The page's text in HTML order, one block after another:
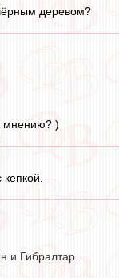
деревом?
мнению? )
и Гибралтар.